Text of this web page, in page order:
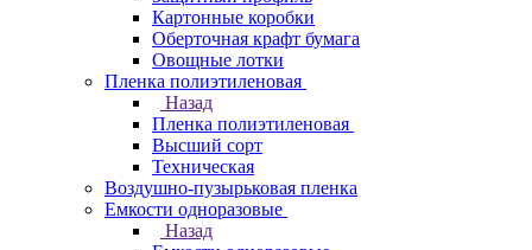
Картонные коробки
Оберточная крафт бумага
Овощные лотки
Пленка полиэтиленовая
Назад
Пленка полиэтиленовая
Высший сорт
Техническая
Воздушно-пузырьковая пленка
Емкости одноразовые
Назад